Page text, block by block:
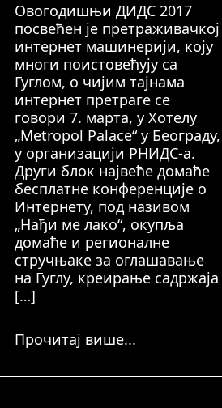
Овогодишњи ДИДС 2017
посвећен је претраживачкој
интернет машинерији, коју
многи поистовећују са
Гуглом, о чијим тајнама
интернет претраге се
говори 7. марта, у Хотелу
„Metropol Palace“ у Београду,
у организацији РНИДС-а.
Други блок највеће домаће
бесплатне конференције о
Интернету, под називом
„Нађи ме лако“, окупља
домаће и регионалне
стручњаке за оглашавање
на Гуглу, креирање садржаја
[…]
Прочитај више...